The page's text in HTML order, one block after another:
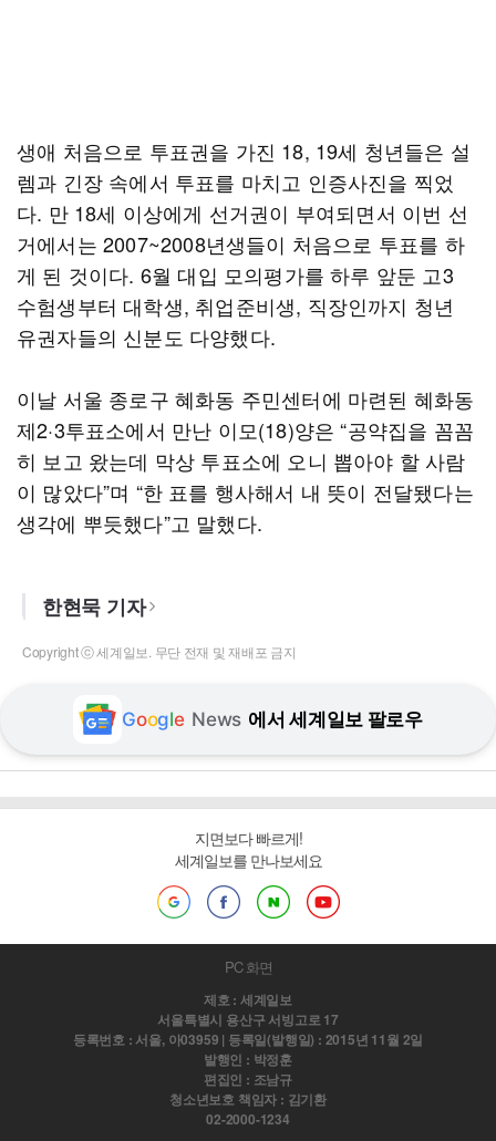
생애 처음으로 투표권을 가진 18, 19세 청년들은 설
렘과 긴장 속에서 투표를 마치고 인증사진을 찍었
다. 만 18세 이상에게 선거권이 부여되면서 이번 선
거에서는 2007~2008년생들이 처음으로 투표를 하
게 된 것이다. 6월 대입 모의평가를 하루 앞둔 고3
수험생부터 대학생, 취업준비생, 직장인까지 청년
유권자들의 신분도 다양했다.
이날 서울 종로구 혜화동 주민센터에 마련된 혜화동
제2·3투표소에서 만난 이모(18)양은 “공약집을 꼼꼼
히 보고 왔는데 막상 투표소에 오니 뽑아야 할 사람
이 많았다”며 “한 표를 행사해서 내 뜻이 전달됐다는
생각에 뿌듯했다”고 말했다.
한현묵 기자
Copyright ⓒ 세계일보. 무단 전재 및 재배포 금지
Google News 에서 세계일보 팔로우
지면보다 빠르게!
세계일보를 만나보세요
PC 화면
제호 : 세계일보
서울특별시 용산구 서빙고로 17
등록번호 : 서울, 아03959 | 등록일(발행일) : 2015년 11월 2일
발행인 : 박정훈
편집인 : 조남규
청소년보호 책임자 : 김기환
02-2000-1234